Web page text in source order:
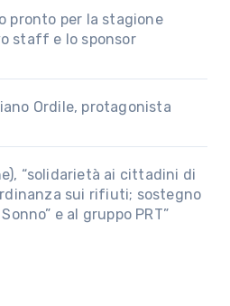
pronto per la stagione
staff e lo sponsor
Ordile, protagonista
“solidarietà ai cittadini di
sui rifiuti; sostegno
e al gruppo PRT”